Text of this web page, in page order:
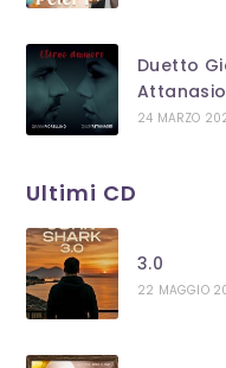
Duetto
Attanasio
24 MARZO
Ultimi CD
3.0
22 MAGGIO